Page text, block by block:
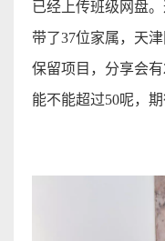
已经上传班级网盘
带了37位家属，天
保留项目，分享会有
能不能超过50呢，